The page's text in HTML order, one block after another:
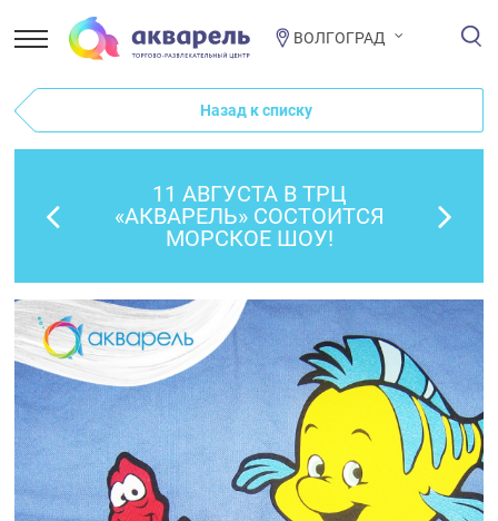
ВОЛГОГРАД
Назад к списку
11 АВГУСТА В ТРЦ
«АКВАРЕЛЬ» СОСТОИТСЯ
МОРСКОЕ ШОУ!